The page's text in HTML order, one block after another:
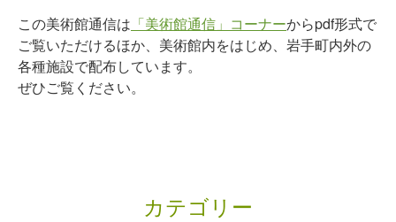
この美術館通信は 「美術館通信」コーナーからpdf形式で
ご覧いただけるほか、美術館内をはじめ、岩手町内外の
各種施設で配布しています。
ぜひご覧ください。
カテゴリー